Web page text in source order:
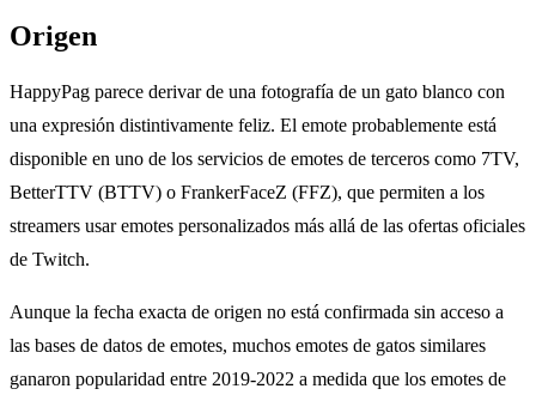
Origen
HappyPag parece derivar de una fotografía de un gato blanco con
una expresión distintivamente feliz. El emote probablemente está
disponible en uno de los servicios de emotes de terceros como 7TV,
BetterTTV (BTTV) o FrankerFaceZ (FFZ), que permiten a los
streamers usar emotes personalizados más allá de las ofertas oficiales
de Twitch.
Aunque la fecha exacta de origen no está confirmada sin acceso a
las bases de datos de emotes, muchos emotes de gatos similares
ganaron popularidad entre 2019-2022 a medida que los emotes de